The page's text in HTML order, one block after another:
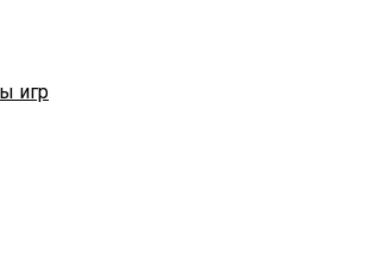
игр